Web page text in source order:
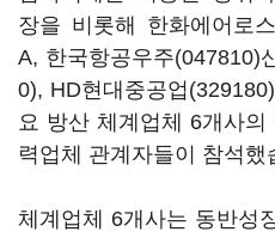
장을 비롯해 한화에어로
A, 한국항공우주(047810)
0), HD현대중공업(329180)
요 방산 체계업체 6개사
력업체 관계자들이 참석했
체계업체 6개사는 동반성